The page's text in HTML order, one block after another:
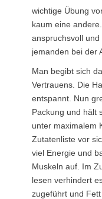
wichtige Übung
kaum eine
anspruchsvoll
jemanden bei der
Man begibt sich
Vertrauens. Die
entspannt. Nun
Packung und hält
unter maximalem
Zutatenliste vor
viel Energie und
Muskeln auf. Im
lesen verhindert
zugeführt und Fett